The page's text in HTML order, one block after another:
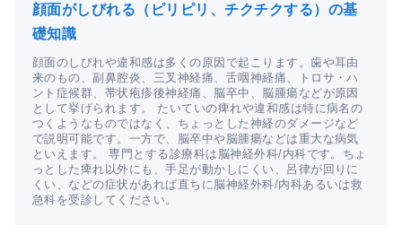
顔面がしびれる（ピリピリ、チクチクする）の基
礎知識
顔面のしびれや違和感は多くの原因で起こります。歯や耳由
来のもの、副鼻腔炎、三叉神経痛、舌咽神経痛、トロサ・ハ
ント症候群、帯状疱疹後神経痛、脳卒中、脳腫瘍などが原因
として挙げられます。 たいていの痺れや違和感は特に病名の
つくようなものではなく、ちょっとした神経のダメージなど
で説明可能です。一方で、脳卒中や脳腫瘍などは重大な病気
といえます。 専門とする診療科は脳神経外科/内科です。ちょ
っとした痺れ以外にも、手足が動かしにくい、呂律が回りに
くい、などの症状があれば直ちに脳神経外科/内科あるいは救
急科を受診してください。